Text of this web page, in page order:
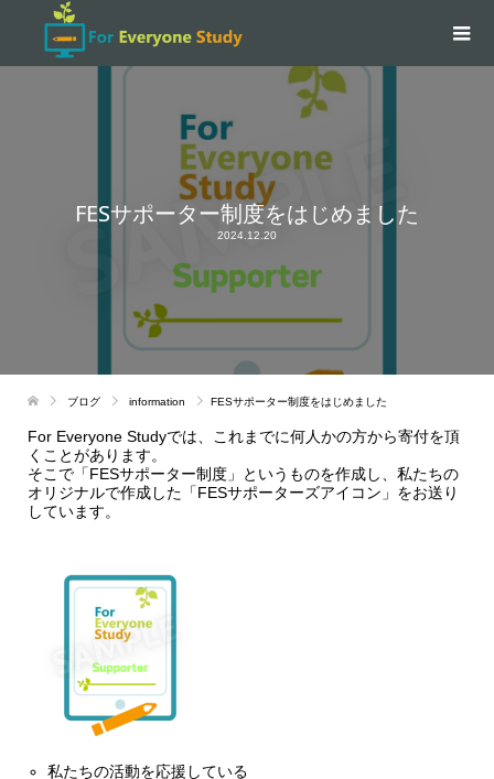
FESサポーター制度をはじめました
2024.12.20
ブログ information FESサポーター制度をはじめました
For Everyone Studyでは、これまでに何人かの方から寄付を頂
くことがあります。
そこで「FESサポーター制度」というものを作成し、私たちの
オリジナルで作成した「FESサポーターズアイコン」をお送り
しています。
私たちの活動を応援している